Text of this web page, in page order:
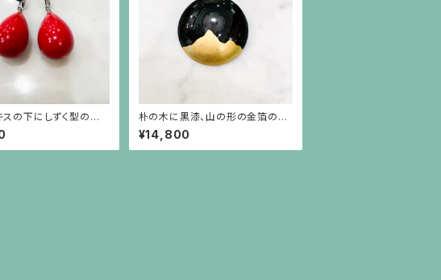
スの下にしずく型のポ
を施したパーツが揺
グ
朴の木に黒漆、山の形の金箔のブ
ローチ
¥14,800